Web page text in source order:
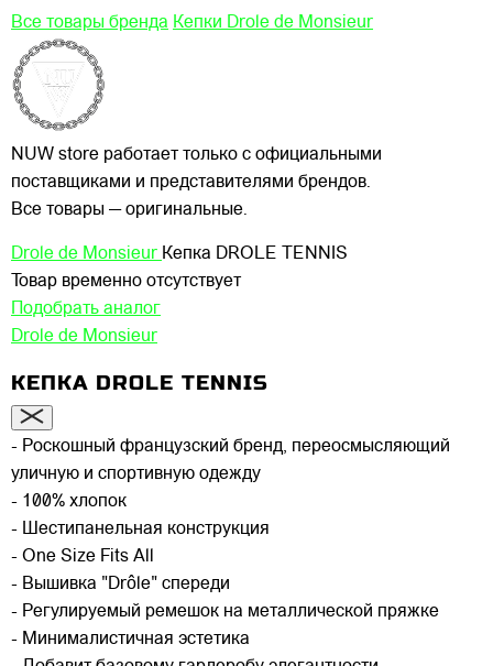
Все товары бренда Кепки Drole de Monsieur
NUW store работает только с официальными
поставщиками и представителями брендов.
Все товары — оригинальные.
Drole de Monsieur Кепка DROLE TENNIS
Товар временно отсутствует
Подобрать аналог
Drole de Monsieur
КЕПКА DROLE TENNIS
- Роскошный французский бренд, переосмысляющий
уличную и спортивную одежду
- 100% хлопок
- Шестипанельная конструкция
- One Size Fits All
- Вышивка "Drôle" спереди
- Регулируемый ремешок на металлической пряжке
- Минималистичная эстетика